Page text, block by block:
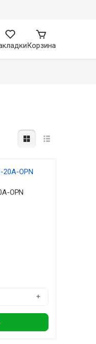
Корзина
OPN
+